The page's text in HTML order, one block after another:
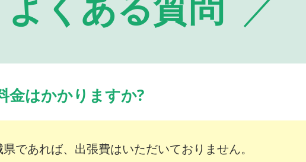
金はかかりますか?
であれば、出張費はいただいておりません。